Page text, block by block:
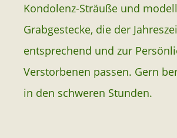
Kondolenz-Sträuße und
Grabgestecke, die der
entsprechend und zur
Verstorbenen passen. Gern
in den schweren Stunden.